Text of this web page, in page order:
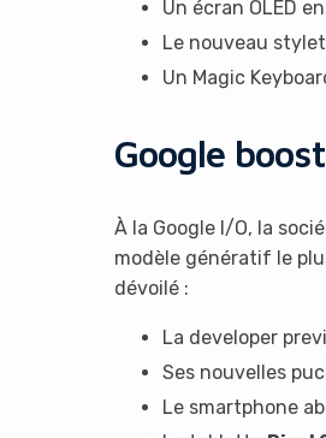
Un écran OLED
Le nouveau
Un Magic
Google
À la Google I/O, la
modèle génératif le
dévoilé :
La developer
Ses nouvelles
Le smartphone